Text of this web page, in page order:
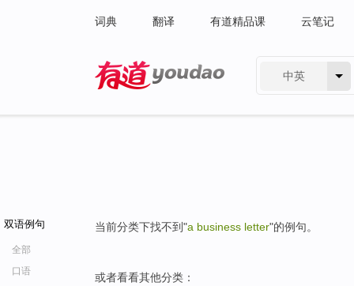
词典 翻译 有道精品课 云笔记
中英
双语例句
全部
口语
当前分类下找不到"a business letter"的例句。
或者看看其他分类：